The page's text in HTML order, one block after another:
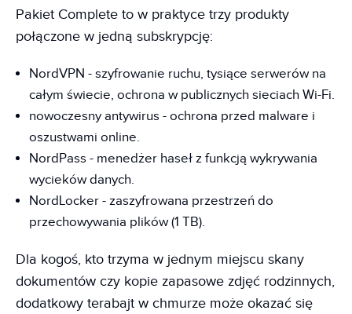
Pakiet Complete to w praktyce trzy produkty
połączone w jedną subskrypcję:
NordVPN - szyfrowanie ruchu, tysiące serwerów na
całym świecie, ochrona w publicznych sieciach Wi-Fi.
nowoczesny antywirus - ochrona przed malware i
oszustwami online.
NordPass - menedżer haseł z funkcją wykrywania
wycieków danych.
NordLocker - zaszyfrowana przestrzeń do
przechowywania plików (1 TB).
Dla kogoś, kto trzyma w jednym miejscu skany
dokumentów czy kopie zapasowe zdjęć rodzinnych,
dodatkowy terabajt w chmurze może okazać się